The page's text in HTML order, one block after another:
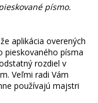
písmo.
aplikácia overených
pieskovaného písma
rozdiel v
Veľmi radi Vám
používajú majstri